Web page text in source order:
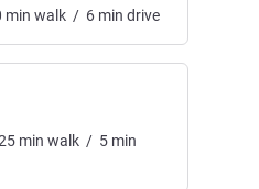
min walk / 6 min drive
min walk / 5 min